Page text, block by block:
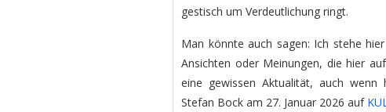
gestisch um Verdeutlichung ringt.
Man könnte auch sagen: Ich stehe
Ansichten oder Meinungen, die hier
eine gewissen Aktualität, auch
Stefan Bock am 27. Januar 2026 auf